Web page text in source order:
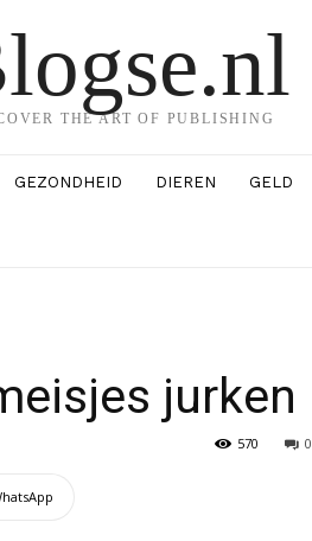
THE ART OF PUBLISHING
GEZONDHEID DIEREN GELD
jurken
0
570